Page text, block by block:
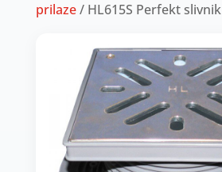
prilaze/ HL615S Perfekt slivnik